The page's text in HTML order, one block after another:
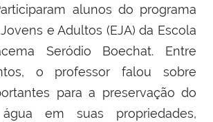
alunos do programa
e Adultos (EJA) da Escola
Seródio Boechat. Entre
o professor falou sobre
para a preservação do
em suas propriedades,